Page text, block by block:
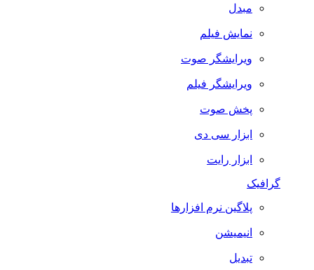
مبدل
نمایش فیلم
ویرایشگر صوت
ویرایشگر فیلم
پخش صوت
ابزار سی دی
ابزار رایت
گرافیک
پلاگین نرم افزارها
انیمیشن
تبدیل